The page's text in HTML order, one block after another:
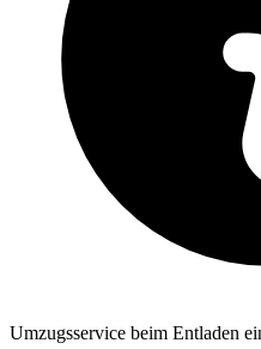
Umzugsservice beim Entladen